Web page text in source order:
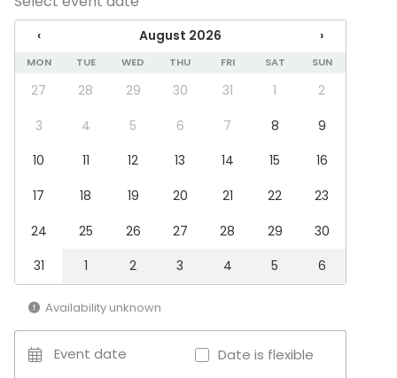
‹ August 2026 ›
MON TUE WED THU FRI SAT SUN
27 28 29 30 31 1
2
3
4 5 6 7 8
9
10
11 12 13 14 15
16
17
18 19 20 21 22
23
24
25 26 27 28 29
30
31
1 2 3 4 5 6
Availability unknown
Event date Date is flexible